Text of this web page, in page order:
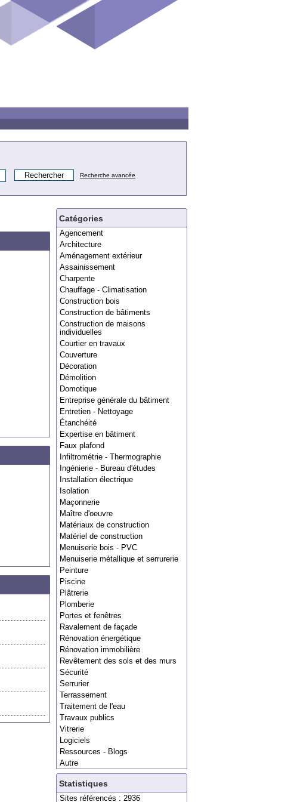
Recherche avancée
Catégories
Agencement
Architecture
Aménagement extérieur
Assainissement
Charpente
Chauffage - Climatisation
Construction bois
Construction de bâtiments
Construction de maisons
individuelles
Courtier en travaux
Couverture
Décoration
Démolition
Domotique
Entreprise générale du bâtiment
Entretien - Nettoyage
Étanchéité
Expertise en bâtiment
Faux plafond
Infiltrométrie - Thermographie
Ingénierie - Bureau d'études
Installation électrique
Isolation
Maçonnerie
Maître d'oeuvre
Matériaux de construction
Matériel de construction
Menuiserie bois - PVC
Menuiserie métallique et serrurerie
Peinture
Piscine
Plâtrerie
Plomberie
Portes et fenêtres
Ravalement de façade
Rénovation énergétique
Rénovation immobilière
Revêtement des sols et des murs
Sécurité
Serrurier
Terrassement
Traitement de l'eau
Travaux publics
Vitrerie
Logiciels
Ressources - Blogs
Autre
Statistiques
Sites référencés : 2936